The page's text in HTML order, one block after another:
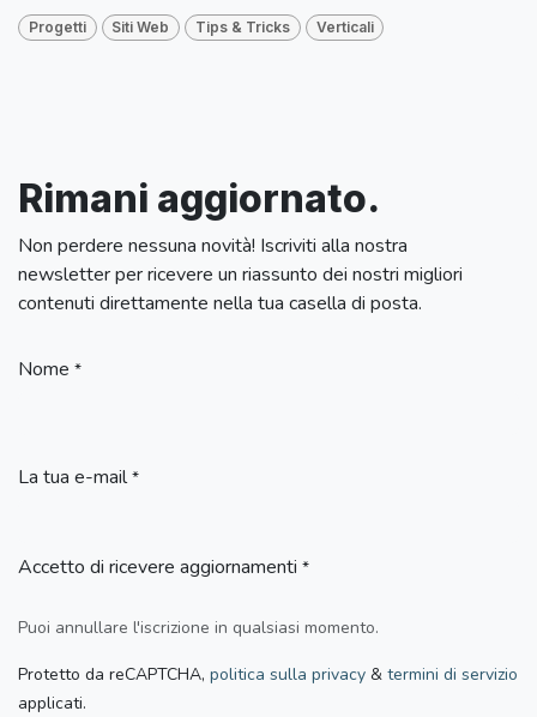
Progetti Siti Web Tips & Tricks Verticali
Rimani aggiornato.
Non perdere nessuna novità! Iscriviti alla nostra
newsletter per ricevere un riassunto dei nostri migliori
contenuti direttamente nella tua casella di posta.
Nome *
La tua e-mail *
Accetto di ricevere aggiornamenti *
Puoi annullare l'iscrizione in qualsiasi momento.
Protetto da reCAPTCHA, politica sulla privacy & termini di servizio
applicati.